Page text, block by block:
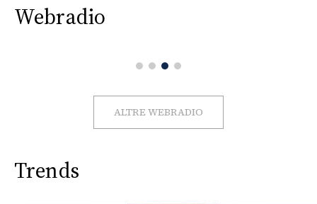
Webradio
ALTRE WEBRADIO
Trends